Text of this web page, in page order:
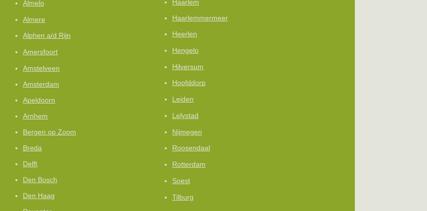
Almelo
Almere
Alphen a/d Rijn
Amersfoort
Amstelveen
Amsterdam
Apeldoorn
Arnhem
Bergen op Zoom
Breda
Delft
Den Bosch
Den Haag
Haarlem
Haarlemmermeer
Heerlen
Hengelo
Hilversum
Hoofddorp
Leiden
Lelystad
Nijmegen
Roosendaal
Rotterdam
Soest
Tilburg